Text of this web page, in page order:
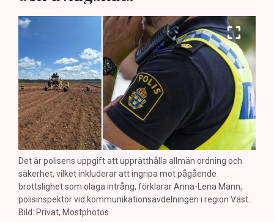
Det är polisens uppgift att upprätthålla allmän ordning och
säkerhet, vilket inkluderar att ingripa mot pågående
brottslighet som olaga intrång, förklarar Anna-Lena Mann,
polisinspektör vid kommunikationsavdelningen i region Väst.
Bild: Privat, Mostphotos